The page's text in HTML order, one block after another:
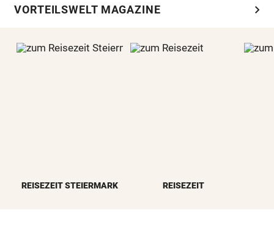
VORTEILSWELT MAGAZINE chevron_right
REISEZEIT STEIERMARK REISEZEIT